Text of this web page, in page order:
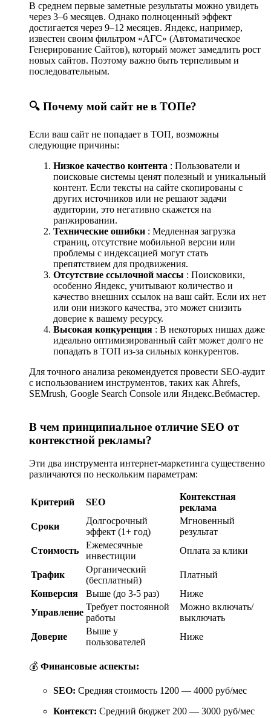
В среднем первые заметные результаты можно увидеть
через 3–6 месяцев. Однако полноценный эффект
достигается через 9–12 месяцев. Яндекс, например,
известен своим фильтром «АГС» (Автоматическое
Генерирование Сайтов), который может замедлить рост
новых сайтов. Поэтому важно быть терпеливым и
последовательным.
🔍 Почему мой сайт не в ТОПе?
Если ваш сайт не попадает в ТОП, возможны
следующие причины:
Низкое качество контента : Пользователи и
поисковые системы ценят полезный и уникальный
контент. Если тексты на сайте скопированы с
других источников или не решают задачи
аудитории, это негативно скажется на
ранжировании.
Технические ошибки : Медленная загрузка
страниц, отсутствие мобильной версии или
проблемы с индексацией могут стать
препятствием для продвижения.
Отсутствие ссылочной массы : Поисковики,
особенно Яндекс, учитывают количество и
качество внешних ссылок на ваш сайт. Если их нет
или они низкого качества, это может снизить
доверие к вашему ресурсу.
Высокая конкуренция : В некоторых нишах даже
идеально оптимизированный сайт может долго не
попадать в ТОП из-за сильных конкурентов.
Для точного анализа рекомендуется провести SEO-аудит
с использованием инструментов, таких как Ahrefs,
SEMrush, Google Search Console или Яндекс.Вебмастер.
В чем принципиальное отличие SEO от
контекстной рекламы?
Эти два инструмента интернет-маркетинга существенно
различаются по нескольким параметрам:
Критерий SEO
Контекстная
реклама
Сроки
Долгосрочный
эффект (1+ год)
Мгновенный
результат
Стоимость
Ежемесячные
инвестиции
Оплата за клики
Трафик
Органический
(бесплатный)
Платный
Конверсия
Выше (до 3-5 раз)
Ниже
Управление
Требует постоянной
работы
Можно включать/
выключать
Доверие
Выше у
пользователей
Ниже
💰 Финансовые аспекты:
SEO: Средняя стоимость 1200 — 4000 руб/мес
Контекст: Средний бюджет 200 — 3000 руб/мес